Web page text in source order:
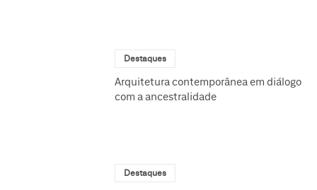
Destaques
Arquitetura contemporânea em diálogo
com a ancestralidade
Destaques